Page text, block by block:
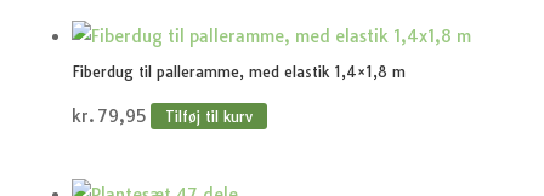
Fiberdug til palleramme, med elastik 1,4×1,8 m
kr. 79,95 Tilføj til kurv